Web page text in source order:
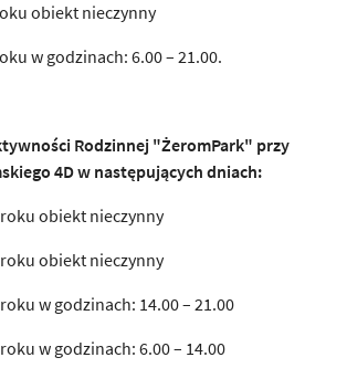
obiekt nieczynny
w godzinach: 6.00 – 21.00.
Rodzinnej "ŻeromPark" przy
4D w następujących dniach:
obiekt nieczynny
obiekt nieczynny
w godzinach: 14.00 – 21.00
w godzinach: 6.00 – 14.00